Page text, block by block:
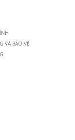
VÀ BẢO VỆ